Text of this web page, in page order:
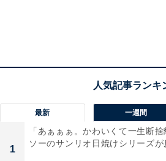
最新 一週間
1
「あぁぁぁ。かわいくて一生断
ソーのサンリオ日焼けシリーズが